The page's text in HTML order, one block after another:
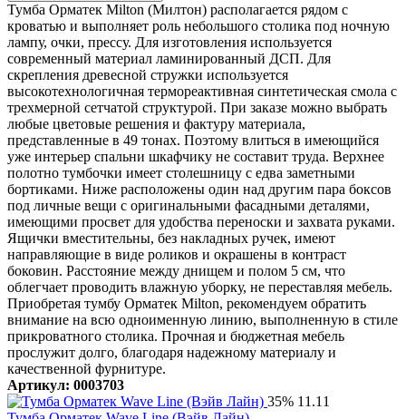
Тумба Орматек Milton (Милтон) располагается рядом с
кроватью и выполняет роль небольшого столика под ночную
лампу, очки, прессу. Для изготовления используется
современный материал ламинированный ДСП. Для
скрепления древесной стружки используется
высокотехнологичная термореактивная синтетическая смола с
трехмерной сетчатой структурой. При заказе можно выбрать
любые цветовые решения и фактуру материала,
представленные в 49 тонах. Поэтому влиться в имеющийся
уже интерьер спальни шкафчику не составит труда. Верхнее
полотно тумбочки имеет столешницу с едва заметными
бортиками. Ниже расположены один над другим пара боксов
под личные вещи с оригинальными фасадными деталями,
имеющими просвет для удобства переноски и захвата руками.
Ящички вместительны, без накладных ручек, имеют
направляющие в виде роликов и окрашены в контраст
боковин. Расстояние между днищем и полом 5 см, что
облегчает проводить влажную уборку, не переставляя мебель.
Приобретая тумбу Орматек Milton, рекомендуем обратить
внимание на всю одноименную линию, выполненную в стиле
прикроватного столика. Прочная и бюджетная мебель
прослужит долго, благодаря надежному материалу и
качественной фурнитуре.
Артикул: 0003703
35% 11.11